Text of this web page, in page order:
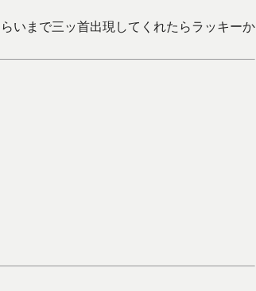
いまで三ッ首出現してくれたらラッキーか